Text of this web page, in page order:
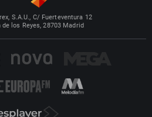
S.A.U., C/ Fuerteventura 12
los Reyes, 28703 Madrid